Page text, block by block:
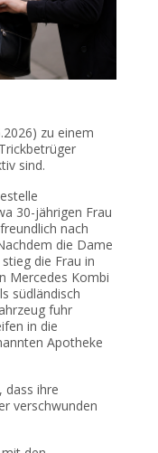
zu einem
sind.
30-jährigen Frau
nach
die Dame
die Frau in
Mercedes Kombi
südländisch
fuhr
in die
Apotheke
dass ihre
verschwunden